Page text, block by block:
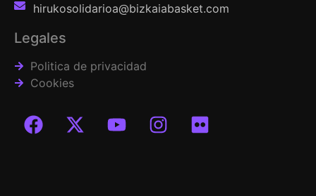
hirukosolidarioa@bizkaiabasket.com
Legales
Politica de privacidad
Cookies